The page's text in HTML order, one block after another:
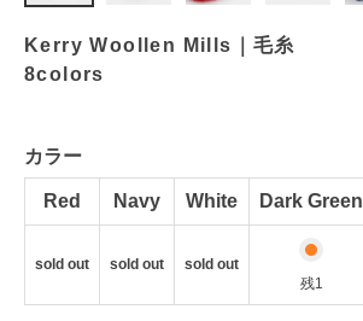
Kerry Woollen Mills｜毛糸
8colors
カラー
Red Navy White Dark Green
sold out sold out
sold out
残1